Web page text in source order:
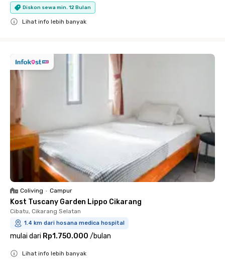
Diskon sewa min. 12 Bulan
Lihat info lebih banyak
Coliving • Campur
Kost Tuscany Garden Lippo Cikarang
Cibatu, Cikarang Selatan
1.4 km dari hosana medica hospital
mulai dari Rp1.750.000 /bulan
Lihat info lebih banyak